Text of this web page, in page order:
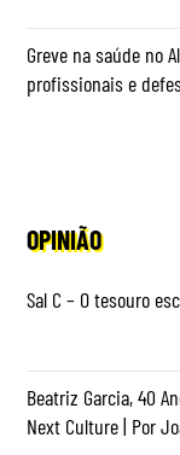
Greve na saúde no
profissionais e
OPINIÃO
Sal C – O tesouro
Beatriz Garcia, 40
Next Culture | Por